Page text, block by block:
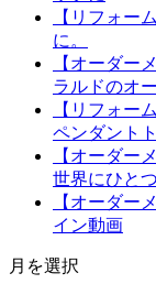
【リフォー
に。
【オーダー
ラルドのオ
【リフォー
ペンダント
【オーダー
世界にひと
【オーダー
イン動画
月を選択